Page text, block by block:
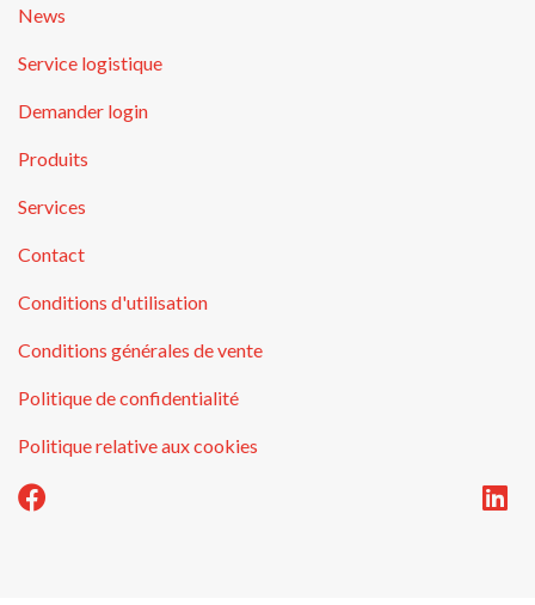
News
Service logistique
Demander login
Produits
Services
Contact
Conditions d'utilisation
Conditions générales de vente
Politique de confidentialité
Politique relative aux cookies